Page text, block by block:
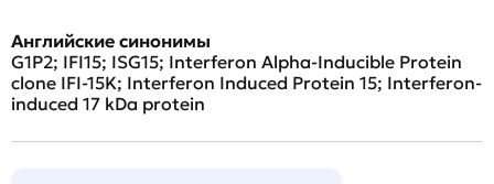
Английские синонимы
G1P2; IFI15; ISG15; Interferon Alpha-Inducible Protein
clone IFI-15K; Interferon Induced Protein 15; Interferon-
induced 17 kDa protein